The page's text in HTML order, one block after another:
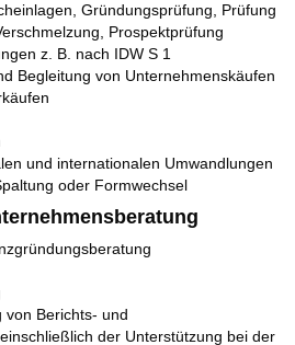
Gründungsprüfung, Prüfung
Prospektprüfung
z. B. nach IDW S 1
Begleitung von Unternehmenskäufen
und internationalen Umwandlungen
oder Formwechsel
von Berichts- und
der Unterstützung bei der